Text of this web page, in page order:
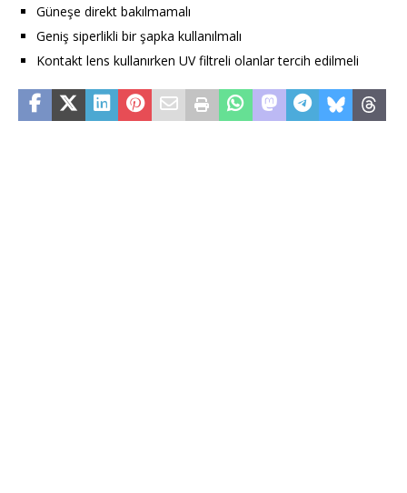
Güneşe direkt bakılmamalı
Geniş siperlikli bir şapka kullanılmalı
Kontakt lens kullanırken UV filtreli olanlar tercih edilmeli